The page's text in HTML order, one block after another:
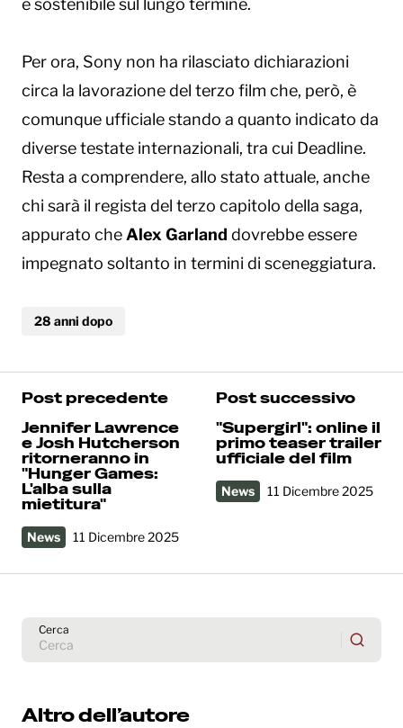
è sostenibile sul lungo termine.
Per ora, Sony non ha rilasciato dichiarazioni
circa la lavorazione del terzo film che, però, è
comunque ufficiale stando a quanto indicato da
diverse testate internazionali, tra cui Deadline.
Resta a comprendere, allo stato attuale, anche
chi sarà il regista del terzo capitolo della saga,
appurato che Alex Garland dovrebbe essere
impegnato soltanto in termini di sceneggiatura.
28 anni dopo
Post precedente
Jennifer Lawrence
e Josh Hutcherson
ritorneranno in
"Hunger Games:
L'alba sulla
mietitura"
News 11 Dicembre 2025
Post successivo
"Supergirl": online il
primo teaser trailer
ufficiale del film
News 11 Dicembre 2025
Cerca
Altro dell’autore